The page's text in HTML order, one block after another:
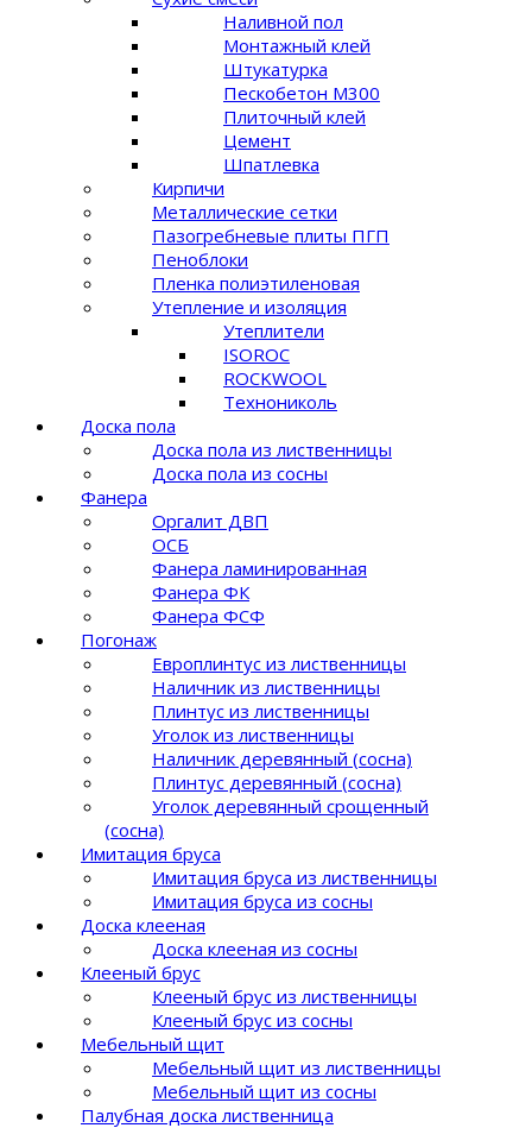
Наливной пол
Монтажный клей
Штукатурка
Пескобетон М300
Плиточный клей
Цемент
Шпатлевка
Кирпичи
Металлические сетки
Пазогребневые плиты ПГП
Пеноблоки
Пленка полиэтиленовая
Утепление и изоляция
Утеплители
ISOROC
ROCKWOOL
Технониколь
Доска пола
Доска пола из лиственницы
Доска пола из сосны
Фанера
Оргалит ДВП
ОСБ
Фанера ламинированная
Фанера ФК
Фанера ФСФ
Погонаж
Европлинтус из лиственницы
Наличник из лиственницы
Плинтус из лиственницы
Уголок из лиственницы
Наличник деревянный (сосна)
Плинтус деревянный (сосна)
Уголок деревянный срощенный
(сосна)
Имитация бруса
Имитация бруса из лиственницы
Имитация бруса из сосны
Доска клееная
Доска клееная из сосны
Клееный брус
Клееный брус из лиственницы
Клееный брус из сосны
Мебельный щит
Мебельный щит из лиственницы
Мебельный щит из сосны
Палубная доска лиственница